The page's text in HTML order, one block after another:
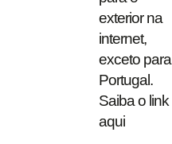
exterior na
internet,
exceto para
Portugal.
Saiba o link
aqui